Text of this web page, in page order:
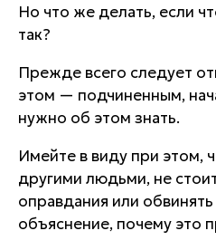
Но что же делать, если
так?
Прежде всего следует
этом — подчиненным,
нужно об этом знать.
Имейте в виду при этом,
другими людьми, не
оправдания или
объяснение, почему это